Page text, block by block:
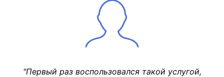
"Первый раз воспользовался такой услугой,